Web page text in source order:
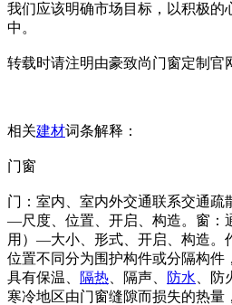
我们应该明确市场目标，以积极的
中。
转载时请注明由豪致尚门窗定制官
相关建材词条解释：
门窗
门：室内、室内外交通联系交通疏
—尺度、位置、开启、构造。窗：
用）—大小、形式、开启、构造。
位置不同分为围护构件或分隔构件
具有保温、
隔热 、隔声、 防水 、
寒冷地区由门窗缝隙而损失的热量